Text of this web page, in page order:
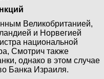
Великобританией,
и Норвегией
национальной
Смотрич также
однако в этом случае
Банка Израиля.